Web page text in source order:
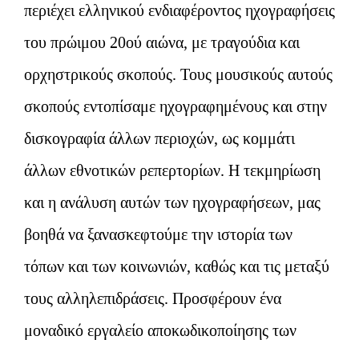
περιέχει ελληνικού ενδιαφέροντος ηχογραφήσεις
του πρώιμου 20ού αιώνα, με τραγούδια και
ορχηστρικούς σκοπούς. Τους μουσικούς αυτούς
σκοπούς εντοπίσαμε ηχογραφημένους και στην
δισκογραφία άλλων περιοχών, ως κομμάτι
άλλων εθνοτικών ρεπερτορίων. Η τεκμηρίωση
και η ανάλυση αυτών των ηχογραφήσεων, μας
βοηθά να ξανασκεφτούμε την ιστορία των
τόπων και των κοινωνιών, καθώς και τις μεταξύ
τους αλληλεπιδράσεις. Προσφέρουν ένα
μοναδικό εργαλείο αποκωδικοποίησης των